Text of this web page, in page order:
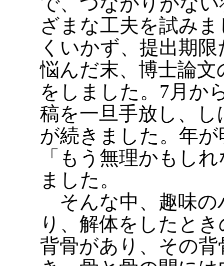
ざまな工夫を試み
くいかず、提出期
悩んだ末、博士論
をしました。7月か
稿を一旦手放し、
が続きました。年
「もう無理かもし
ました。
そんな中、趣味の
り、解体をしたと
背骨があり、その